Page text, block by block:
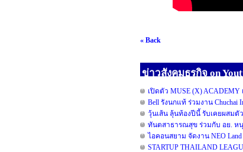
« Back
ข่าวสังคมธุรกิจ on
เปิดตัว MUSE (X)
Bell รังนกแท้ ร่วมงาน Chuchai
วุ้นเส้น ลุ้นท้องปีนี้ รับเคยผสมตั
ทันตสาธารณสุข ร่วมกับ อย. ห
ไอคอนสยาม จัดงาน NEO
STARTUP THAILAND